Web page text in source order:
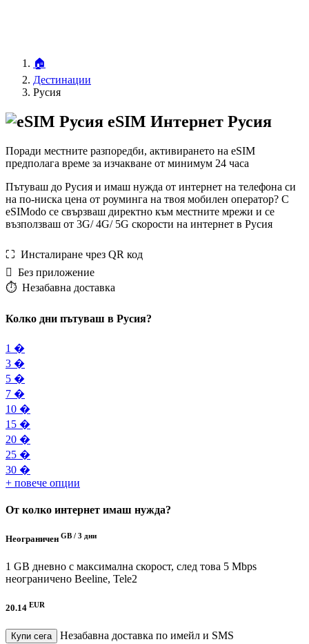
🏠
Дестинации
Русия
eSIM Интернет Русия
Поради местните разпоредби, активирането на eSIM
предполага време за изчакване от минимум 24 часа
Пътуваш до Русия и имаш нужда от интернет на телефона си
на по-ниска цена от роуминга на твоя мобилен оператор? С
eSIModo се свързваш директно към местните мрежи и се
възползваш от 3G/ 4G/ 5G скорости на интернет в Русия
⛶️️ Инсталиране чрез QR код
️ Без приложение
⏱️️ Незабавна доставка
Колко дни пътуваш в Русия?
1 �
3 �
5 �
7 �
10 �
15 �
20 �
25 �
30 �
+ повече опции
От колко интернет имаш нужда?
Неограничен GB / 3 дни
1 GB дневно с максимална скорост, след това 5 Mbps
неограничено Beeline, Tele2
20.14 EUR
Купи сега
Незабавна доставка по имейл и SMS